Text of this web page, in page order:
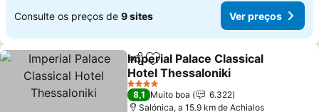
Consulte os preços de 9 sites Ver preços
PartilharAdicionar aos favoritos
Imperial Palace Classical
Hotel Thessaloniki
4 Estrelas
8,1 Muito boa
6.322
Salónica, a 15.9 km de Achialos